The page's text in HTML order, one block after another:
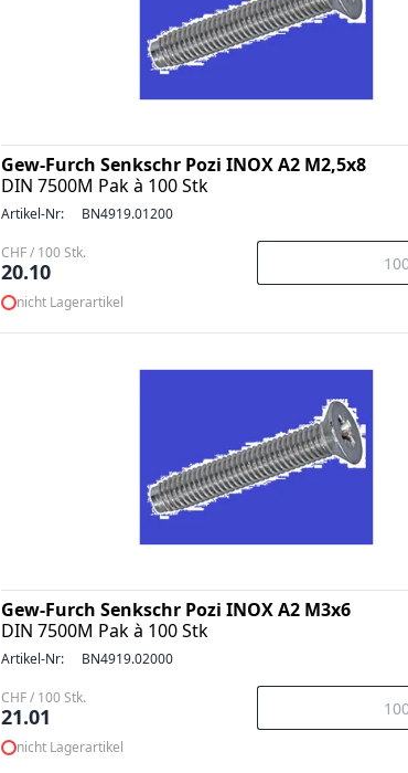
Gew-Furch Senkschr Pozi INOX A2 M2,5x8
DIN 7500M Pak à 100 Stk
Artikel-Nr: BN4919.01200
CHF / 100 Stk.
20.10
nicht Lagerartikel
Gew-Furch Senkschr Pozi INOX A2 M3x6
DIN 7500M Pak à 100 Stk
Artikel-Nr: BN4919.02000
CHF / 100 Stk.
21.01
nicht Lagerartikel